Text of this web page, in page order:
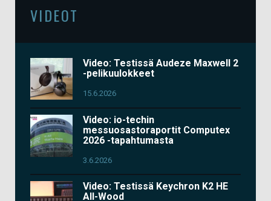
VIDEOT
Video: Testissä Audeze Maxwell 2
-pelikuulokkeet
15.6.2026
Video: io-techin
messuosastoraportit Computex
2026 -tapahtumasta
3.6.2026
Video: Testissä Keychron K2 HE
All-Wood